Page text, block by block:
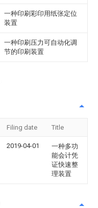
一种印刷彩印用纸张定位
装置
一种印刷压力可自动化调
节的印刷装置
Filing date Title
2019-04-01
一种多功
能会计凭
证快速整
理装置